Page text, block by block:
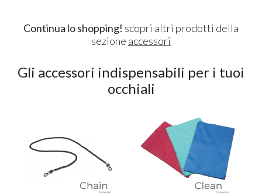
Continua lo shopping! scopri altri prodotti della
sezione accessori
Gli accessori indispensabili per i tuoi
occhiali